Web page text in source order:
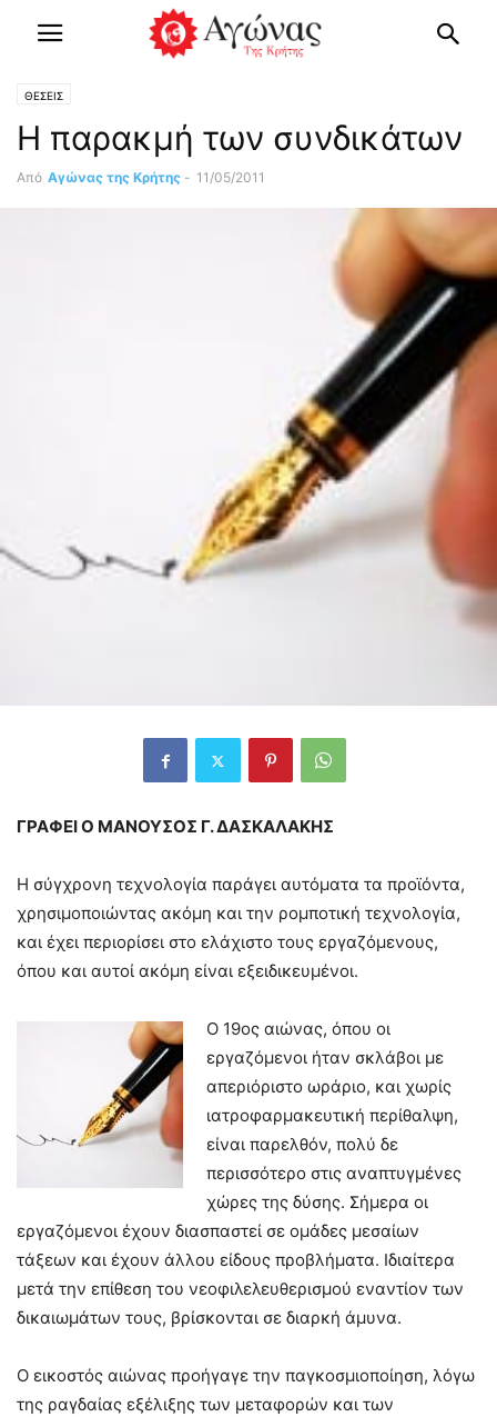
ΘΕΣΕΙΣ
Η παρακμή των συνδικάτων
Από Αγώνας της Κρήτης - 11/05/2011
ΓΡΑΦΕΙ Ο ΜΑΝΟΥΣΟΣ Γ. ΔΑΣΚΑΛΑΚΗΣ
Η σύγχρονη τεχνολογία παράγει αυτόματα τα προϊόντα,
χρησιμοποιώντας ακόμη και την ρομποτική τεχνολογία,
και έχει περιορίσει στο ελάχιστο τους εργαζόμενους,
όπου και αυτοί ακόμη είναι εξειδικευμένοι.
Ο 19ος αιώνας, όπου οι
εργαζόμενοι ήταν σκλάβοι με
απεριόριστο ωράριο, και χωρίς
ιατροφαρμακευτική περίθαλψη,
είναι παρελθόν, πολύ δε
περισσότερο στις αναπτυγμένες
χώρες της δύσης. Σήμερα οι
εργαζόμενοι έχουν διασπαστεί σε ομάδες μεσαίων
τάξεων και έχουν άλλου είδους προβλήματα. Ιδιαίτερα
μετά την επίθεση του νεοφιλελευθερισμού εναντίον των
δικαιωμάτων τους, βρίσκονται σε διαρκή άμυνα.
Ο εικοστός αιώνας προήγαγε την παγκοσμιοποίηση, λόγω
της ραγδαίας εξέλιξης των μεταφορών και των